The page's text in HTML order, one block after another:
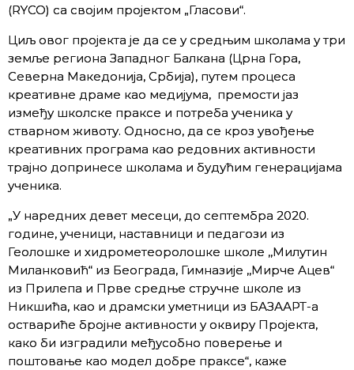
(RYCO) са својим пројектом „Гласови“.
Циљ овог пројекта je да се у средњим школама у три
земље региона Западног Балкана (Црна Гора,
Северна Македонија, Србија), путем процеса
креативне драме као медијума, премости јаз
између школске праксе и потреба ученика у
стварном животу. Односно, да се кроз увођење
креативних програма као редовних активности
трајно допринесе школама и будућим генерацијама
ученика.
„У наредних девет месеци, до септембра 2020.
године, ученици, наставници и педагози из
Геолошке и хидрометеоролошке школе ,,Милутин
Миланковић“ из Београда, Гимназије ,,Мирче Ацев“
из Прилепа и Прве средње стручне школе из
Никшића, као и драмски уметници из БАЗААРТ-а
оствариће бројне активности у оквиру Пројекта,
како би изградили међусобно поверење и
поштовање као модел добре праксе“, каже